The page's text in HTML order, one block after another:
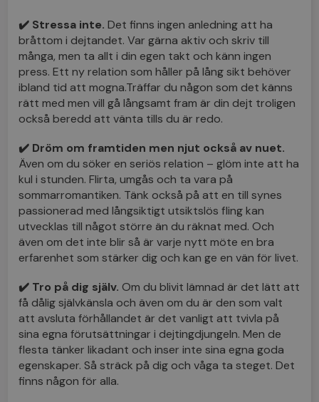
✔️ Stressa inte. Det finns ingen anledning att ha
bråttom i dejtandet. Var gärna aktiv och skriv till
många, men ta allt i din egen takt och känn ingen
press. Ett ny relation som håller på lång sikt behöver
ibland tid att mogna.Träffar du någon som det känns
rätt med men vill gå långsamt fram är din dejt troligen
också beredd att vänta tills du är redo.
✔️ Dröm om framtiden men njut också av nuet.
Även om du söker en seriös relation – glöm inte att ha
kul i stunden. Flirta, umgås och ta vara på
sommarromantiken. Tänk också på att en till synes
passionerad med långsiktigt utsiktslös fling kan
utvecklas till något större än du räknat med. Och
även om det inte blir så är varje nytt möte en bra
erfarenhet som stärker dig och kan ge en vän för livet.
✔️ Tro på dig själv. Om du blivit lämnad är det lätt att
få dålig självkänsla och även om du är den som valt
att avsluta förhållandet är det vanligt att tvivla på
sina egna förutsättningar i dejtingdjungeln. Men de
flesta tänker likadant och inser inte sina egna goda
egenskaper. Så sträck på dig och våga ta steget. Det
finns någon för alla.